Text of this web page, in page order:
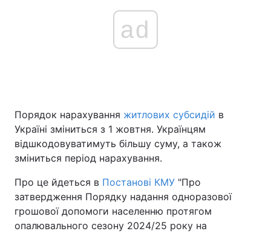
ad
Порядок нарахування житлових субсидій в
Україні зміниться з 1 жовтня. Українцям
відшкодовуватимуть більшу суму, а також
зміниться період нарахування.
Про це йдеться в Постанові КМУ "Про
затвердження Порядку надання одноразової
грошової допомоги населенню протягом
опалювального сезону 2024/25 року на